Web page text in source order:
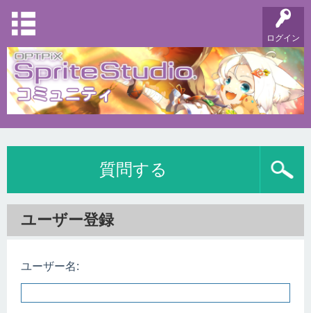
ログイン
質問する
ユーザー登録
ユーザー名: